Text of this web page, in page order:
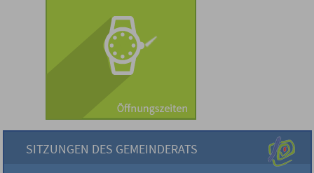
SITZUNGEN DES GEMEINDERATS